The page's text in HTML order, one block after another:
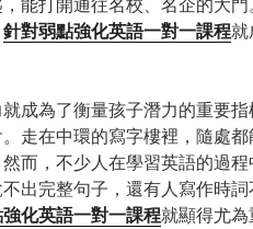
針對弱點強化英語一對一課程就
成為了衡量孩子潛力的重要指
走在中環的寫字樓裡，隨處
而，不少人在學習英語的過
出完整句子，還有人寫作時詞
化英語一對一課程就顯得尤為